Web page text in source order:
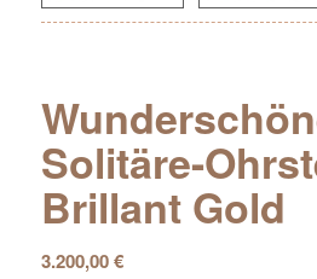
Solitäre-
Brillant Gold
3.200,00€